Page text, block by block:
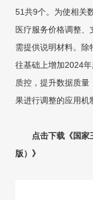
51共9个。为使相关
医疗服务价格调整、
需提供说明材料。
往基础上增加2024
质控，提升数据质
果进行调整的应用机
点击下载《国家
版）》